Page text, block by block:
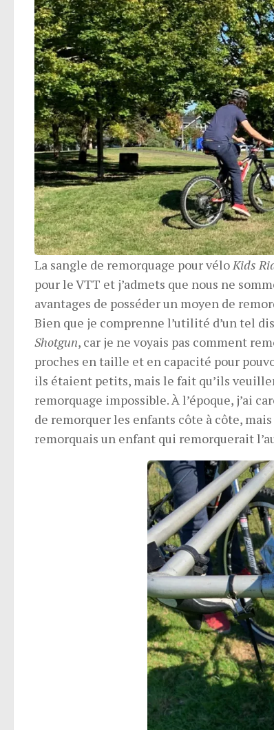
La sangle de remorquage pour véloKids
pour le VTT et j’admets que nous ne
avantages de posséder un moyen de
Bien que je comprenne l’utilité d’un tel
Shotgun, car je ne voyais pas comment
proches en taille et en capacité pour
ils étaient petits, mais le fait qu’ils
remorquage impossible. À l’époque, j’ai
de remorquer les enfants côte à côte,
remorquais un enfant qui remorquerait